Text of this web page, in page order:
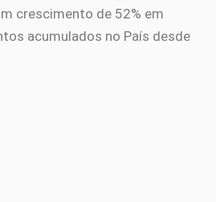
crescimento de 52% em
acumulados no País desde